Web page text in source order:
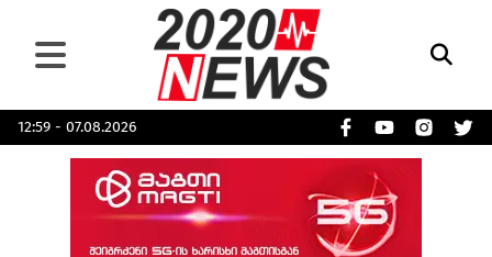
12:59 - 07.08.2026